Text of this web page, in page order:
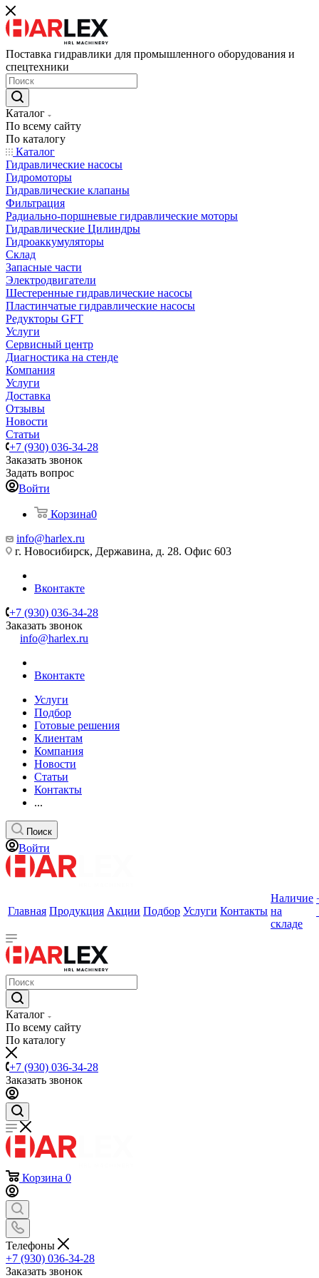
Поставка гидравлики для промышленного оборудования и
спецтехники
Каталог
По всему сайту
По каталогу
Каталог
Гидравлические насосы
Гидромоторы
Гидравлические клапаны
Фильтрация
Радиально-поршневые гидравлические моторы
Гидравлические Цилиндры
Гидроаккумуляторы
Склад
Запасные части
Электродвигатели
Шестеренные гидравлические насосы
Пластинчатые гидравлические насосы
Редукторы GFT
Услуги
Сервисный центр
Диагностика на стенде
Компания
Услуги
Доставка
Отзывы
Новости
Статьи
+7 (930) 036-34-28
Заказать звонок
Задать вопрос
Войти
Корзина0
info@harlex.ru
г. Новосибирск, Державина, д. 28. Офис 603
Вконтакте
+7 (930) 036-34-28
Заказать звонок
info@harlex.ru
Вконтакте
Услуги
Подбор
Готовые решения
Клиентам
Компания
Новости
Статьи
Контакты
...
Поиск
Войти
Главная Продукция Акции Подбор Услуги Контакты
Наличие
на
складе
Каталог
По всему сайту
По каталогу
+7 (930) 036-34-28
Заказать звонок
Корзина 0
Телефоны
+7 (930) 036-34-28
Заказать звонок